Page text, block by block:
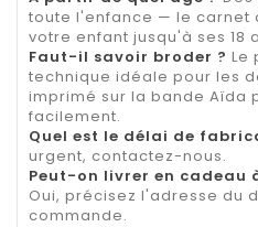
toute l'enfance — le carnet
votre enfant jusqu'à ses 18
Faut-il savoir broder ? Le
technique idéale pour les
imprimé sur la bande Aïda
facilement.
Quel est le délai de
urgent, contactez-nous.
Peut-on livrer en cadeau
Oui, précisez l'adresse du
commande.